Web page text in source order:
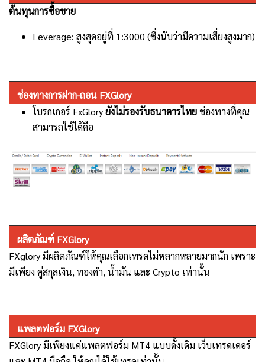
ต้นทุนการซื้อขาย
Leverage: สูงสุดอยู่ที่ 1:3000 (ซึ่งนับว่ามีความเสี่ยงสูงมาก)
ช่องทางการฝาก-ถอน FXGlory
โบรกเกอร์ FxGloryยังไม่รองรับธนาคารไทยช่องทางที่คุณ
สามารถใช้ได้คือ
ผลิตภัณฑ์ FXGlory
FXglory มีผลิตภัณฑ์ให้คุณเลือกเทรดไม่หลากหลายมากนัก เพราะ
มีเพียง คู่สกุลเงิน, ทองคำ, น้ำมัน และ Crypto เท่านั้น
แพลตฟอร์ม FXGlory
FXGloryมีเพียงแค่แพลตฟอร์ม MT4 แบบดั้งเดิม เว็บเทรดเดอร์